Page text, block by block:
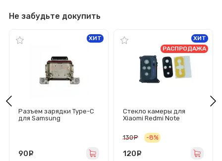
Не забудьте докупить
Разъем зарядки Type-C
для Samsung
ХИТ
90
Стекло камеры для
Xiaomi Redmi Note
с рамкой (черное)
ХИТ
РАСПРОДАЖА
130 руб.
-8%
120